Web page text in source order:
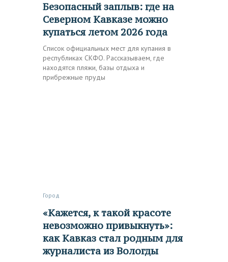
Безопасный заплыв: где на
Северном Кавказе можно
купаться летом 2026 года
Список официальных мест для купания в
республиках СКФО. Рассказываем, где
находятся пляжи, базы отдыха и
прибрежные пруды
Город
«Кажется, к такой красоте
невозможно привыкнуть»:
как Кавказ стал родным для
журналиста из Вологды